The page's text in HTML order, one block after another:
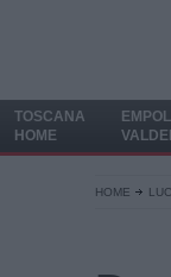
TOSCANA
HOME
HOME